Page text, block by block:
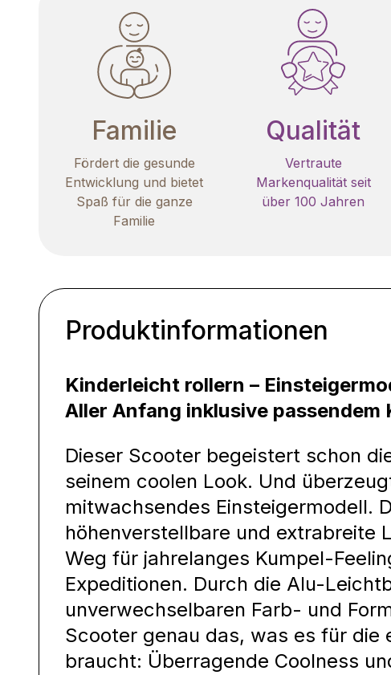
Familie
Fördert die gesunde
Entwicklung und bietet
Spaß für die ganze
Familie
Qualität
Vertraute
Markenqualität seit
über 100 Jahren
Produktinformationen
Kinderleicht rollern –
Aller Anfang inklusive passendem
Dieser Scooter begeistert schon
seinem coolen Look. Und
mitwachsendes Einsteigermodell.
höhenverstellbare und extrabreite
Weg für jahrelanges Kumpel-
Expeditionen. Durch die Alu-
unverwechselbaren Farb- und
Scooter genau das, was es für die
braucht: Überragende Coolness